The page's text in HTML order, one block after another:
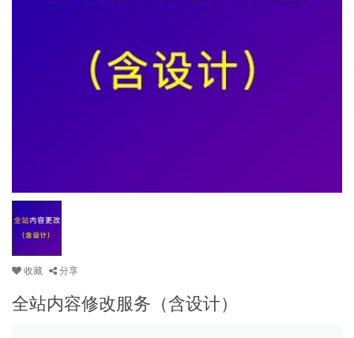
收藏 分享
全站内容修改服务（含设计）